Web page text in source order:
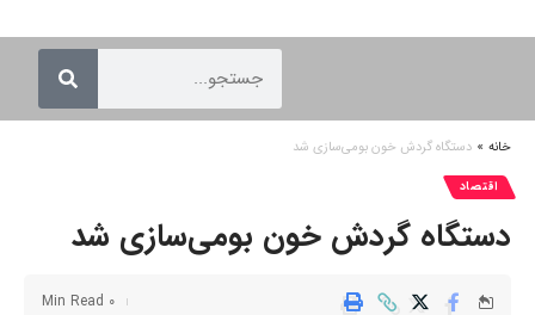
خانه » دستگاه گردش خون بومی‌سازی شد
اقتصاد
دستگاه گردش خون بومی‌سازی شد
0 Min Read